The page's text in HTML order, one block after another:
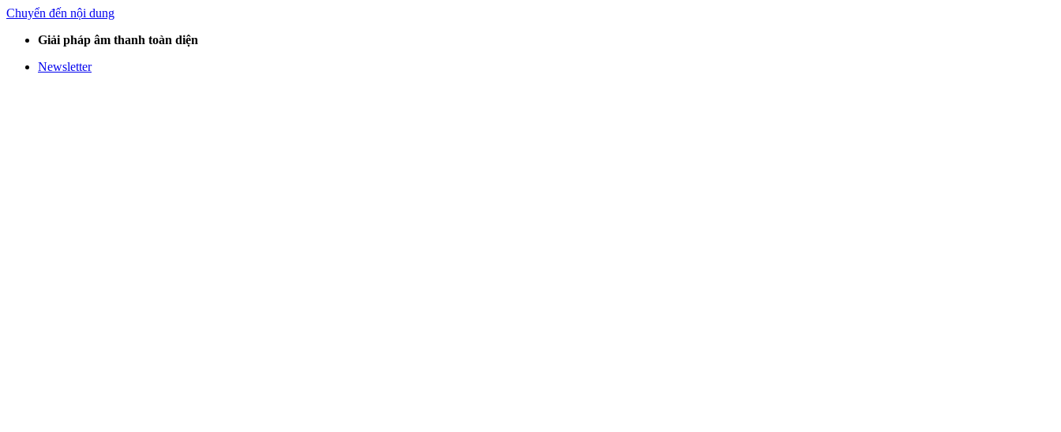
Chuyển đến nội dung
Giải pháp âm thanh toàn diện
Newsletter